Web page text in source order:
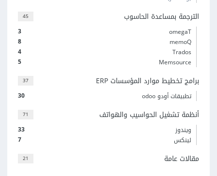
45 الترجمة بمساعدة الحاسوب
3
omegaT
8
memoQ
4
Trados
5
Memsource
37 برامج تخطيط موارد المؤسسات ERP
30 تطبيقات أودو odoo
71 أنظمة تشغيل الحواسيب والهواتف
33
ويندوز
7
لينكس
21
مقالات عامة